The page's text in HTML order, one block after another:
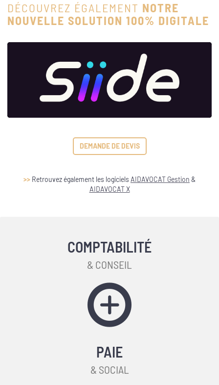
DÉCOUVREZ ÉGALEMENT NOTRE
NOUVELLE SOLUTION 100% DIGITALE
DEMANDE DE DEVIS
>> Retrouvez également les logiciels AIDAVOCAT Gestion &
AIDAVOCAT X
COMPTABILITÉ
& CONSEIL
PAIE
& SOCIAL